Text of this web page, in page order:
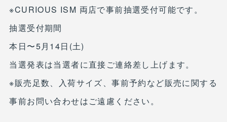
※CURIOUS ISM 両店で事前抽選受付可能です。
抽選受付期間
本日〜5月14日(土)
当選発表は当選者に直接ご連絡差し上げます。
※販売足数、入荷サイズ、事前予約など販売に関する
事前お問い合わせはご遠慮ください。